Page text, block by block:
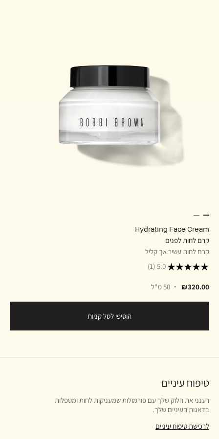
Hydrating Face Cream
קרם לחות לפנים
קרם לחות עשיר אך קליל
5.0
(1)
₪320.00 50 מ"ל
הוסיפי לסל קניות
טיפוח עיניים
רענני את הלוק שלך עם פורמולות שמעניקות לחות ומטפלות
בדאגות העיניים שלך.
לרכישת טיפוח עיניים